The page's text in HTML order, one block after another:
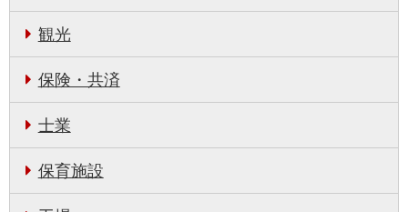
観光
保険・共済
士業
保育施設